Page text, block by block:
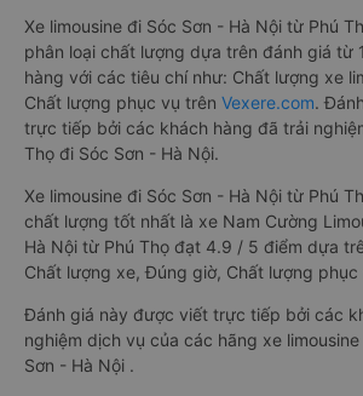
Xe limousine đi Sóc Sơn - Hà Nội từ Phú
phân loại chất lượng dựa trên đánh giá từ
hàng với các tiêu chí như: Chất lượng xe
Chất lượng phục vụ trên Vexere.com.
trực tiếp bởi các khách hàng đã trải
Thọ đi Sóc Sơn - Hà Nội.
Xe limousine đi Sóc Sơn - Hà Nội từ Phú
chất lượng tốt nhất là xe Nam Cường
Hà Nội từ Phú Thọ đạt 4.9 / 5 điểm dựa
Chất lượng xe, Đúng giờ, Chất lượng phục
Đánh giá này được viết trực tiếp bởi các
nghiệm dịch vụ của các hãng xe
Sơn - Hà Nội .